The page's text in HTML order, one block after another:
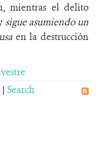
mientras el delito
sigue asumiendo un
en la destrucción
| Search